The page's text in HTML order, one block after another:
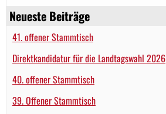
Neueste Beiträge
41. offener Stammtisch
Direktkandidatur für die Landtagswahl 2026
40. offener Stammtisch
39. Offener Stammtisch